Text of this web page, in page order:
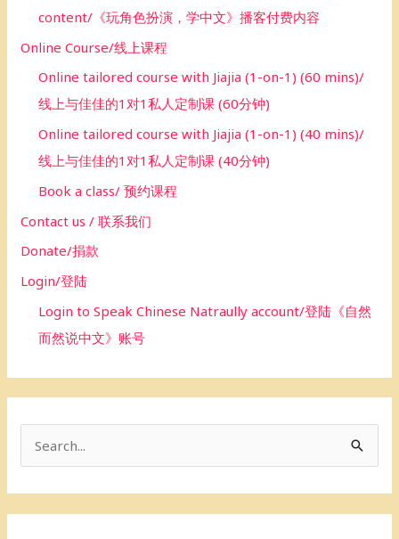
content/《玩角色扮演，学中文》播客付费内容
Online Course/线上课程
Online tailored course with Jiajia (1-on-1) (60 mins)/
线上与佳佳的1对1私人定制课 (60分钟)
Online tailored course with Jiajia (1-on-1) (40 mins)/
线上与佳佳的1对1私人定制课 (40分钟)
Book a class/ 预约课程
Contact us / 联系我们
Donate/捐款
Login/登陆
Login to Speak Chinese Natraully account/登陆《自然
而然说中文》账号